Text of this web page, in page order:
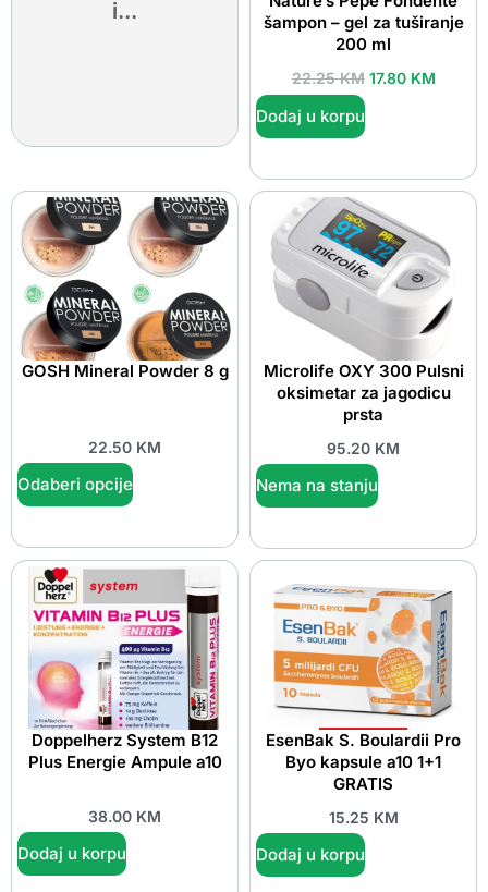
i...
šampon – gel za tuširanje
200 ml
22.25KM 17.80 KM
Dodaj u korpu
GOSH Mineral Powder 8 g
22.50 KM
Odaberi opcije
Microlife OXY 300 Pulsni
oksimetar za jagodicu
prsta
95.20 KM
Nema na stanju
Doppelherz System B12
Plus Energie Ampule a10
38.00 KM
Dodaj u korpu
EsenBak S. Boulardii Pro
Byo kapsule a10 1+1
GRATIS
15.25 KM
Dodaj u korpu